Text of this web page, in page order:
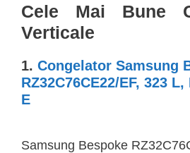
Cele Mai Bune
Verticale
1. Congelator Samsung
RZ32C76CE22/EF, 323
E
Samsung Bespoke